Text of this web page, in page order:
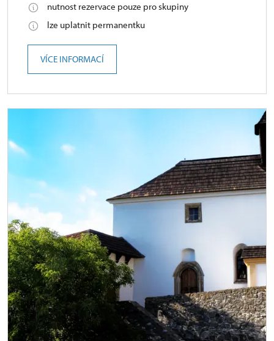
nutnost rezervace pouze pro skupiny
lze uplatnit permanentku
VÍCE INFORMACÍ